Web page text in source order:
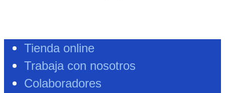
Tienda online
Trabaja con nosotros
Colaboradores